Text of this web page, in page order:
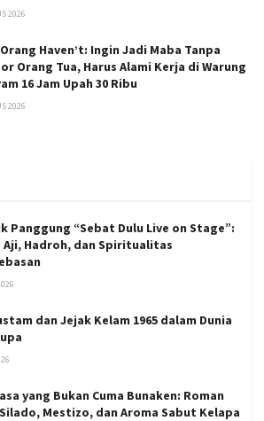
2026
Haven’t: Ingin Jadi Maba Tanpa
Orang Tua, Harus Alami Kerja di Warung
16 Jam Upah 30 Ribu
2026
Panggung “Sebat Dulu Live on Stage”:
Aji, Hadroh, dan Spiritualitas
dan Jejak Kelam 1965 dalam Dunia
yang Bukan Cuma Bunaken: Roman
Mestizo, dan Aroma Sabut Kelapa